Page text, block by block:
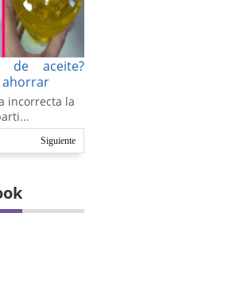
de aceite?
ahorrar
incorrecta la
Siguiente